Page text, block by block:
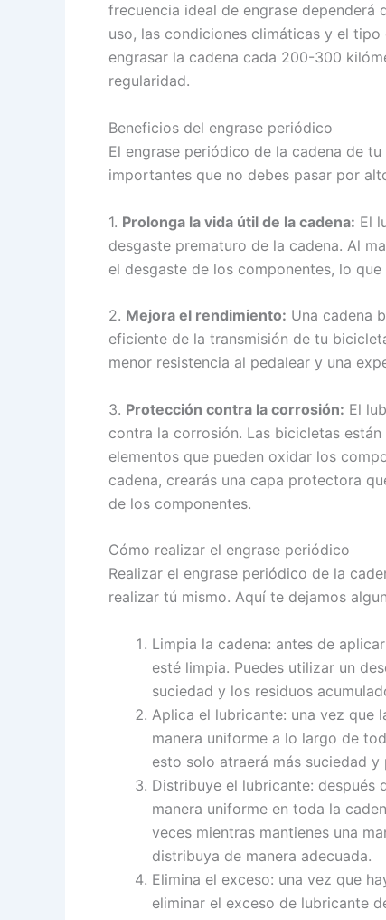
frecuencia ideal de engrase
uso, las condiciones climáticas y el
engrasar la cadena cada 200-300
regularidad.
Beneficios del engrase periódico
El engrase periódico de la cadena de
importantes que no debes pasar por
1. Prolonga la vida útil de la cadena: El
desgaste prematuro de la cadena. Al
el desgaste de los componentes, lo
2. Mejora el rendimiento: Una cadena
eficiente de la transmisión de tu
menor resistencia al pedalear y una
3. Protección contra la corrosión: El
contra la corrosión. Las bicicletas
elementos que pueden oxidar los
cadena, crearás una capa protectora
de los componentes.
Cómo realizar el engrase periódico
Realizar el engrase periódico de la
realizar tú mismo. Aquí te dejamos
Limpia la cadena: antes de
esté limpia. Puedes utilizar un
suciedad y los residuos
Aplica el lubricante: una vez que
manera uniforme a lo largo de
esto solo atraerá más suciedad
Distribuye el lubricante: después
manera uniforme en toda la
veces mientras mantienes una
distribuya de manera adecuada.
Elimina el exceso: una vez que
eliminar el exceso de lubricante